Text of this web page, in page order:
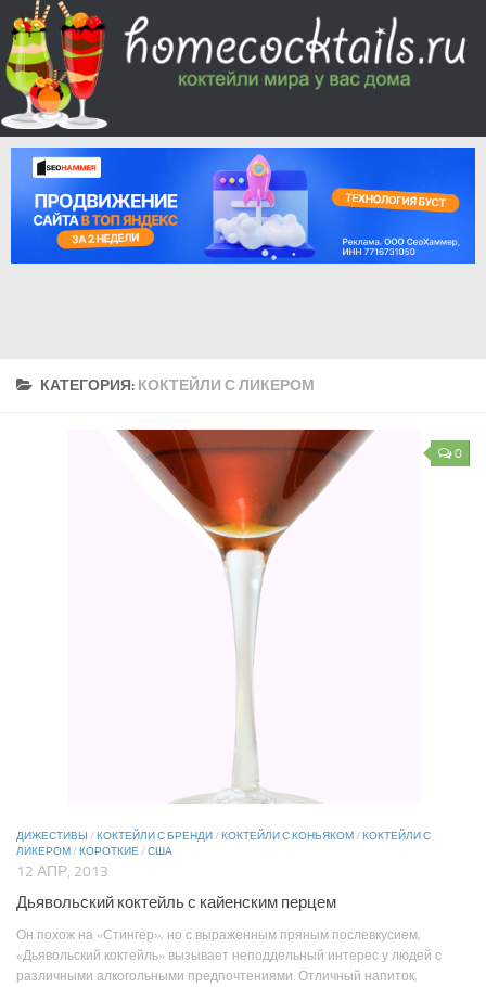
КАТЕГОРИЯ: КОКТЕЙЛИ С ЛИКЕРОМ
0
ДИЖЕСТИВЫ / КОКТЕЙЛИ С БРЕНДИ / КОКТЕЙЛИ С КОНЬЯКОМ / КОКТЕЙЛИ С
ЛИКЕРОМ / КОРОТКИЕ/США
12 АПР, 2013
Дьявольский коктейль с кайенским перцем
Он похож на «Стингер», но с выраженным пряным послевкусием,
«Дьявольский коктейль» вызывает неподдельный интерес у людей с
различными алкогольными предпочтениями. Отличный напиток,